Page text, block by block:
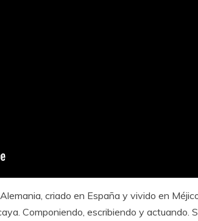
criado en España y vivido en
Componiendo, escribiendo y actuando.